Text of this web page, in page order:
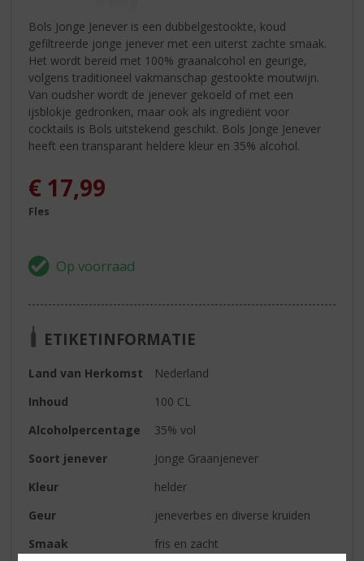
Bols Jonge Jenever is een dubbelgestookte, koud
gefiltreerde jonge jenever met een uiterst zachte smaak.
Het wordt bereid met 100% graanalcohol en geurige,
volgens traditioneel vakmanschap gestookte moutwijn.
Van oudsher wordt de jenever gekoeld of met een
ijsblokje gedronken, maar ook als ingrediënt voor
cocktails is Bols uitstekend geschikt. Bols Jonge Jenever
heeft een transparant heldere kleur en 35% alcohol.
€ 17,99
Fles
ETIKETINFORMATIE
Land van Herkomst
Nederland
Inhoud
100 CL
Alcoholpercentage
35% vol
Soort jenever
Jonge Graanjenever
Kleur
helder
Geur
jeneverbes en diverse kruiden
Smaak
fris en zacht